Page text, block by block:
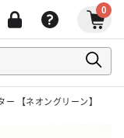
0
【ネオングリーン】